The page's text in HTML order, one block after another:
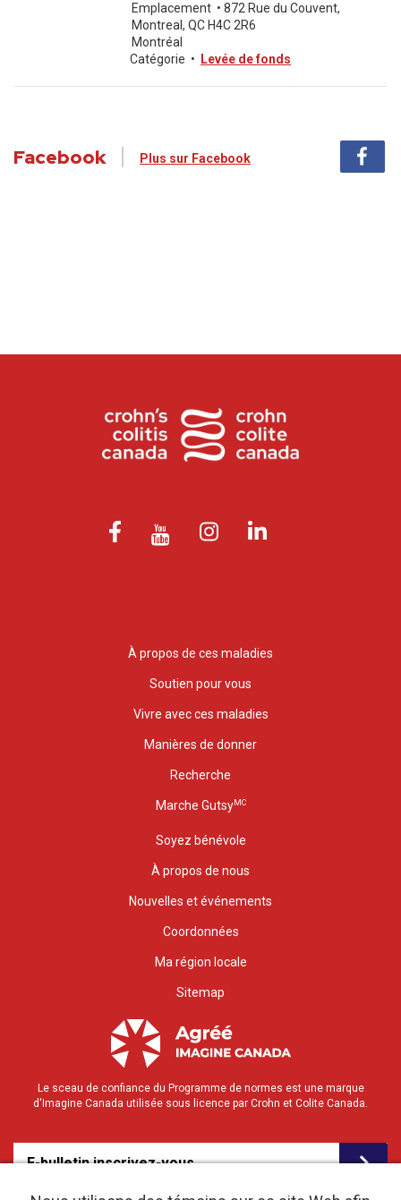
Emplacement • 872 Rue du Couvent,
Montreal, QC H4C 2R6
Montréal
Catégorie • Levée de fonds
Facebook Plus sur Facebook
À propos de ces maladies
Soutien pour vous
Vivre avec ces maladies
Manières de donner
Recherche
Marche GutsyMC
Soyez bénévole
À propos de nous
Nouvelles et événements
Coordonnées
Ma région locale
Sitemap
Le sceau de confiance du Programme de normes est une marque
d'Imagine Canada utilisée sous licence par Crohn et Colite Canada.
E-bulletin inscrivez-vous